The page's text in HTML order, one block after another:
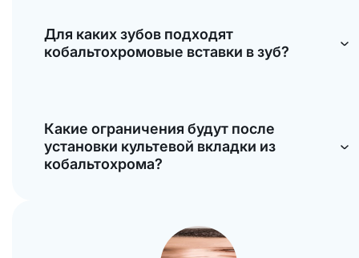
стоматологию для профилактики, то они
простоят гораздо дольше.
Для каких зубов подходят
кобальтохромовые вставки в зуб?
распределят их. В зоне улыбки не навредят
эстетике.
Какие ограничения будут после
установки культевой вкладки из
кобальтохрома?
нагрузки в ближайшие 48 часов. Это нужно,
чтобы зуб прослужил дольше.